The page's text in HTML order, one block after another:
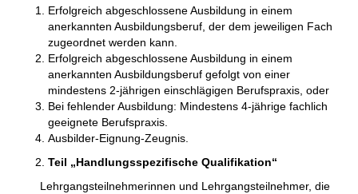
Erfolgreich abgeschlossene Ausbildung in einem
anerkannten Ausbildungsberuf, der dem jeweiligen Fach
zugeordnet werden kann.
Erfolgreich abgeschlossene Ausbildung in einem
anerkannten Ausbildungsberuf gefolgt von einer
mindestens 2-jährigen einschlägigen Berufspraxis, oder
Bei fehlender Ausbildung: Mindestens 4-jährige fachlich
geeignete Berufspraxis.
Ausbilder-Eignung-Zeugnis.
Teil „Handlungsspezifische Qualifikation“
Lehrgangsteilnehmerinnen und Lehrgangsteilnehmer, die